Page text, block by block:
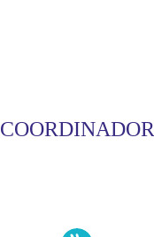
COORDINADOR